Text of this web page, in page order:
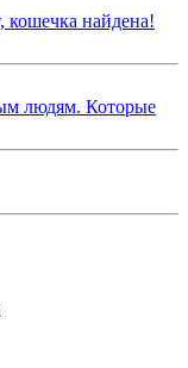
кошечка найдена!
людям. Которые